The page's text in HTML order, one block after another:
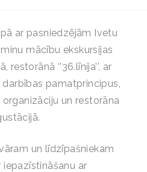
ar pasniedzējām Ivetu
mācību ekskursijas
‘’36.līnija’’, ar
pamatprincipus,
un restorāna
un līdzīpašniekam
ar